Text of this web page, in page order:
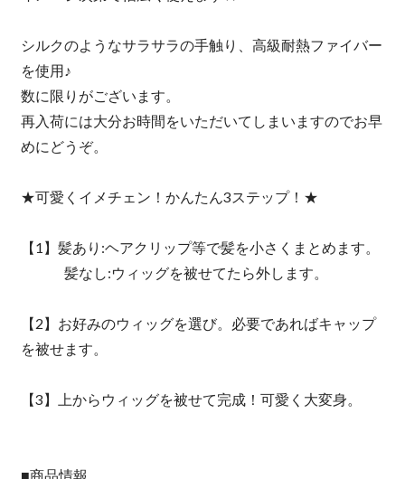
シルクのようなサラサラの手触り、高級耐熱ファイバー
を使用♪
数に限りがございます。
再入荷には大分お時間をいただいてしまいますのでお早
めにどうぞ。
★可愛くイメチェン！かんたん3ステップ！★
【1】髪あり:ヘアクリップ等で髪を小さくまとめます。
髪なし:ウィッグを被せてたら外します。
【2】お好みのウィッグを選び。必要であればキャップ
を被せます。
【3】上からウィッグを被せて完成！可愛く大変身。
■商品情報